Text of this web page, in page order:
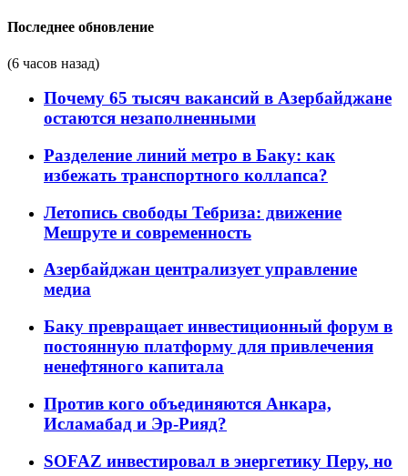
Последнее обновление
(6 часов назад)
Почему 65 тысяч вакансий в Азербайджане
остаются незаполненными
Разделение линий метро в Баку: как
избежать транспортного коллапса?
Летопись свободы Тебриза: движение
Мешруте и современность
Азербайджан централизует управление
медиа
Баку превращает инвестиционный форум в
постоянную платформу для привлечения
ненефтяного капитала
Против кого объединяются Анкара,
Исламабад и Эр-Рияд?
SOFAZ инвестировал в энергетику Перу, но